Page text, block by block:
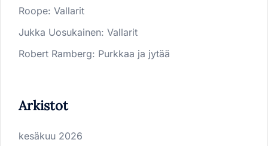
Roope: Vallarit
Jukka Uosukainen: Vallarit
Robert Ramberg: Purkkaa ja jytää
Arkistot
kesäkuu 2026